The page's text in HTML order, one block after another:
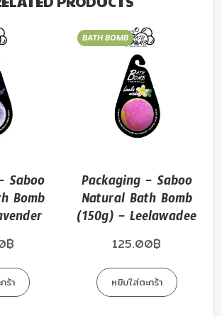
Saboo
Bomb
฿
ร้า
BATH BOMB
Packaging – Saboo
Natural Bath Bomb
(150g) – Leelawadee
125.00฿
หยิบใส่ตะกร้า